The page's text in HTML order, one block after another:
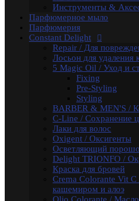
Bio Flowers Water /
Be Wavy / Химическая
Одноразовая
Lador
Бальзамы и
Защита, Лечения и
Маски
Масла
Сыворотки
Уход за телом /
Шампуни
Kapous
Total Reconstruction
Arganoil
Стайлинг
Уход за
Aromatic Symphony
Biotin Energy
Blond Bar
Инструменты &
Парфюмерное мыло
Парфюмерия
Constant Delight
Repair / Для
Лосьон для удаления
5 Magic Oil / Уход и
Fixing
Pre-Styling
Styling
BARBER & MEN'S /
C-Line / Сохранение
Лаки для волос
Oxigent / Оксигенты
Осветляющий
Delight TRIONFO /
Краска для бровей
Crema Colorante Vit
кашемиром и алоэ